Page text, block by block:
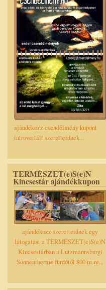
ajándékozz csendélmény kupont
introvertált szeretteidnek...
TERMÉSZET(e)S(e)N
Kincsestár ajándékkupon
ajándékozz szeretteidnek egy
látogatást a TERMÉSZET(e)S(e)N
Kincsestárban a Lutzmannsburgi
Sonnentherme fürdőtől 800 m-re...